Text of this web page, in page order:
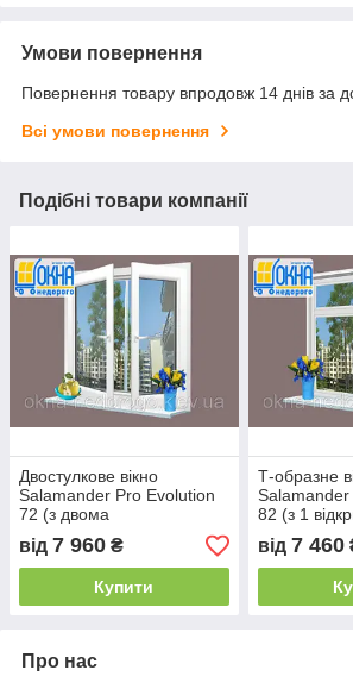
Умови повернення
Повернення товару впродовж 14 днів за
Всі умови повернення
Подібні товари компанії
Двостулкове вікно
Salamander Pro Evolution
72 (з двома
від 7 960 ₴
Купити
Т-образне
82 (з 1
від 7 460
Про нас